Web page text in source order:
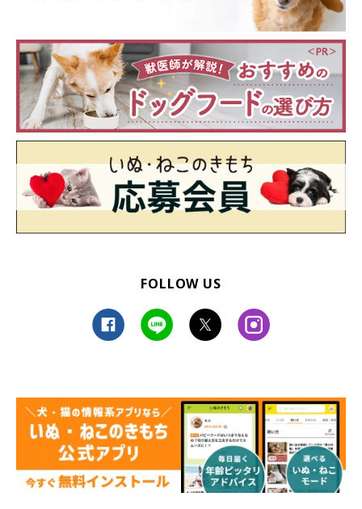
寝床とトイレをきっちり使い分けるトイレトレーニングが終了す
るまで、下記のような対策をするとよいでしょう。
・トイレと寝床のエリアを分ける
・トイレと寝床の行き来を飼い主さんが調整してあげる
ぜひ試してみてくださいね」
※飼い主さんがご自身の体験を回答したものです。
※写真は「いぬのきもちアプリ」で投稿されたものです
※記事と写真に関連性がない場合もあります。
FOLLOW US